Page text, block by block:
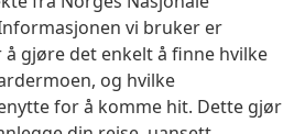
vi bruker er
gjøre det enkelt å finne hvilke
og hvilke
for å komme hit. Dette gjør